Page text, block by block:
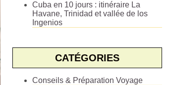
Cuba en 10 jours : itinéraire La
Havane, Trinidad et vallée de los
Ingenios
CATÉGORIES
Conseils & Préparation Voyage